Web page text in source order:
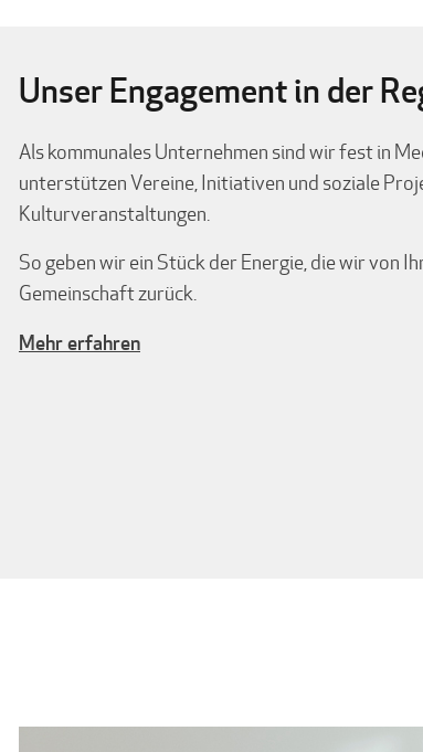
Unser Engagement in der
Als kommunales Unternehmen sind wir fest in
unterstützen Vereine, Initiativen und soziale
Kulturveranstaltungen.
So geben wir ein Stück der Energie, die wir von
Gemeinschaft zurück.
Mehr erfahren